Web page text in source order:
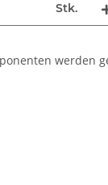
Stk.
werden